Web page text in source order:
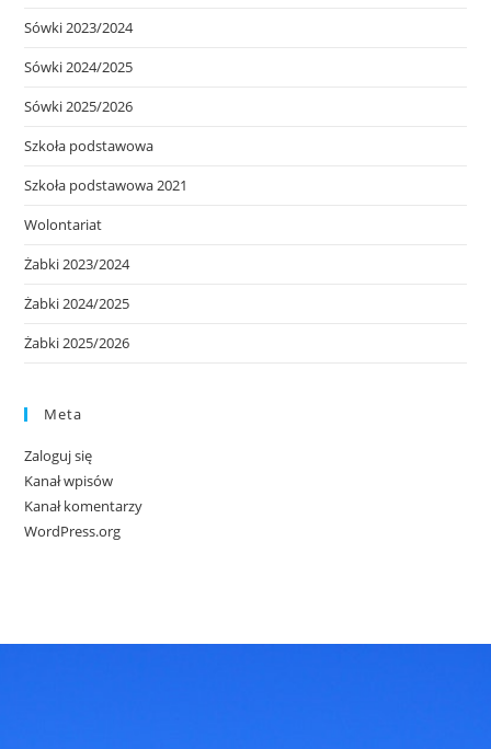
Sówki 2023/2024
Sówki 2024/2025
Sówki 2025/2026
Szkoła podstawowa
Szkoła podstawowa 2021
Wolontariat
Żabki 2023/2024
Żabki 2024/2025
Żabki 2025/2026
Meta
Zaloguj się
Kanał wpisów
Kanał komentarzy
WordPress.org